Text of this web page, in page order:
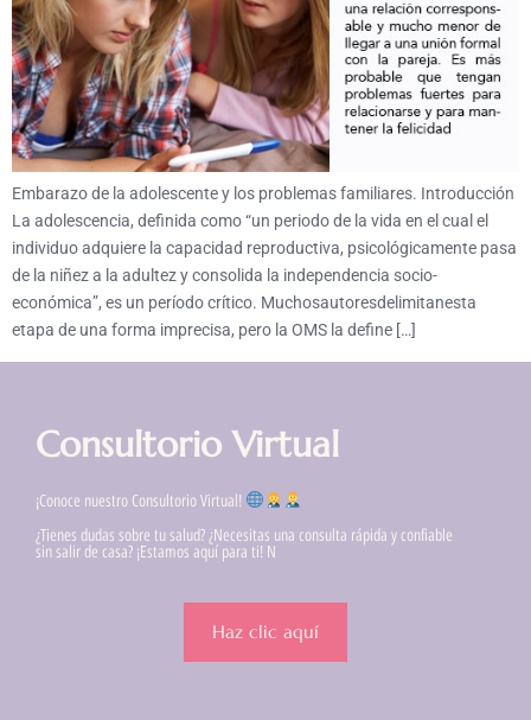
Embarazo de la adolescente y los problemas familiares. Introducción
La adolescencia, definida como “un periodo de la vida en el cual el
individuo adquiere la capacidad reproductiva, psicológicamente pasa
de la niñez a la adultez y consolida la independencia socio-
económica”, es un período crítico. Muchosautoresdelimitanesta
etapa de una forma imprecisa, pero la OMS la define […]
Consultorio Virtual
¡Conoce nuestro Consultorio Virtual!
¿Tienes dudas sobre tu salud? ¿Necesitas una consulta rápida y confiable
sin salir de casa? ¡Estamos aquí para ti! N
Haz clic aquí